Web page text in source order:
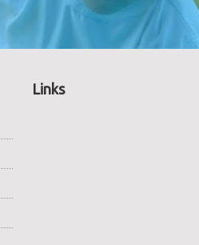
Links